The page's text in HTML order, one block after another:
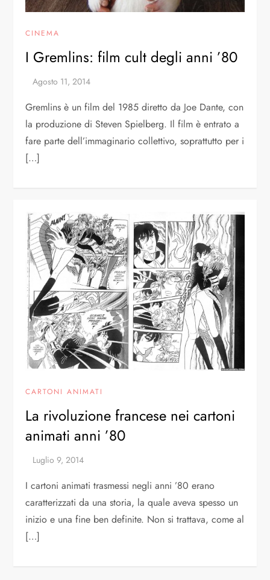
CINEMA
I Gremlins: film cult degli anni ’80
Gremlins è un film del 1985 diretto da Joe Dante, con
la produzione di Steven Spielberg. Il film è entrato a
fare parte dell’immaginario collettivo, soprattutto per i
[…]
CARTONI ANIMATI
La rivoluzione francese nei cartoni
animati anni ’80
I cartoni animati trasmessi negli anni ’80 erano
caratterizzati da una storia, la quale aveva spesso un
inizio e una fine ben definite. Non si trattava, come al
[…]